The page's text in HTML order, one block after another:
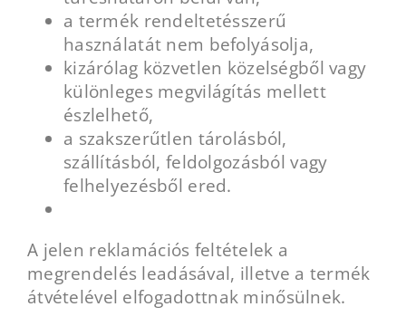
a termék rendeltetésszerű
használatát nem befolyásolja,
kizárólag közvetlen közelségből vagy
különleges megvilágítás mellett
észlelhető,
a szakszerűtlen tárolásból,
szállításból, feldolgozásból vagy
felhelyezésből ered.
A jelen reklamációs feltételek a
megrendelés leadásával, illetve a termék
átvételével elfogadottnak minősülnek.